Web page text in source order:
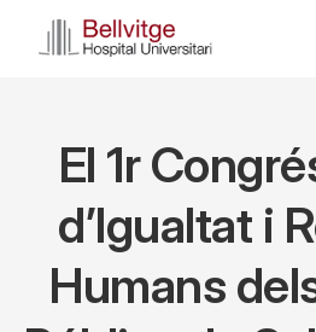
El 1r
d’Igualtat i
Humans